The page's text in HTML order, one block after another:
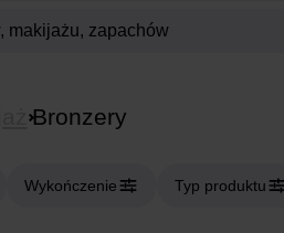
Bronzery
Wykończenie Typ produktu